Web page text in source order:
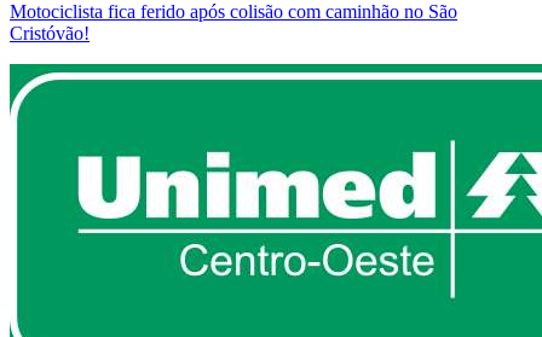
Motociclista fica ferido após colisão com caminhão no São
Cristóvão!